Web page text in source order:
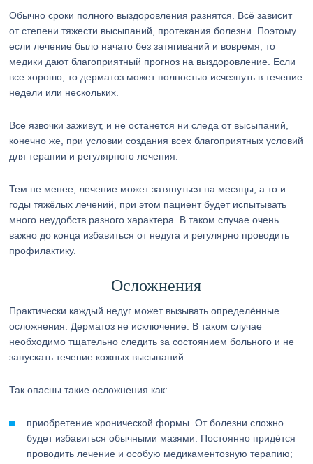
Обычно сроки полного выздоровления разнятся. Всё зависит
от степени тяжести высыпаний, протекания болезни. Поэтому
если лечение было начато без затягиваний и вовремя, то
медики дают благоприятный прогноз на выздоровление. Если
все хорошо, то дерматоз может полностью исчезнуть в течение
недели или нескольких.
Все язвочки заживут, и не останется ни следа от высыпаний,
конечно же, при условии создания всех благоприятных условий
для терапии и регулярного лечения.
Тем не менее, лечение может затянуться на месяцы, а то и
годы тяжёлых лечений, при этом пациент будет испытывать
много неудобств разного характера. В таком случае очень
важно до конца избавиться от недуга и регулярно проводить
профилактику.
Осложнения
Практически каждый недуг может вызывать определённые
осложнения. Дерматоз не исключение. В таком случае
необходимо тщательно следить за состоянием больного и не
запускать течение кожных высыпаний.
Так опасны такие осложнения как:
приобретение хронической формы. От болезни сложно
будет избавиться обычными мазями. Постоянно придётся
проводить лечение и особую медикаментозную терапию;